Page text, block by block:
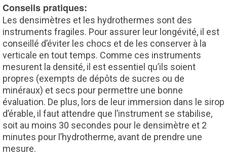
Conseils pratiques:
Les densimètres et les hydrothermes sont des
instruments fragiles. Pour assurer leur longévité, il est
conseillé d’éviter les chocs et de les conserver à la
verticale en tout temps. Comme ces instruments
mesurent la densité, il est essentiel qu’ils soient
propres (exempts de dépôts de sucres ou de
minéraux) et secs pour permettre une bonne
évaluation. De plus, lors de leur immersion dans le sirop
d’érable, il faut attendre que l’instrument se stabilise,
soit au moins 30 secondes pour le densimètre et 2
minutes pour l’hydrotherme, avant de prendre une
mesure.